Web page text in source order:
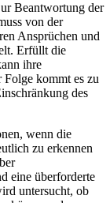
Beantwortung der
von der
Ansprüchen und
Erfüllt die
ihre
kommt es zu
des
wenn die
zu erkennen
eine überforderte
untersucht, ob